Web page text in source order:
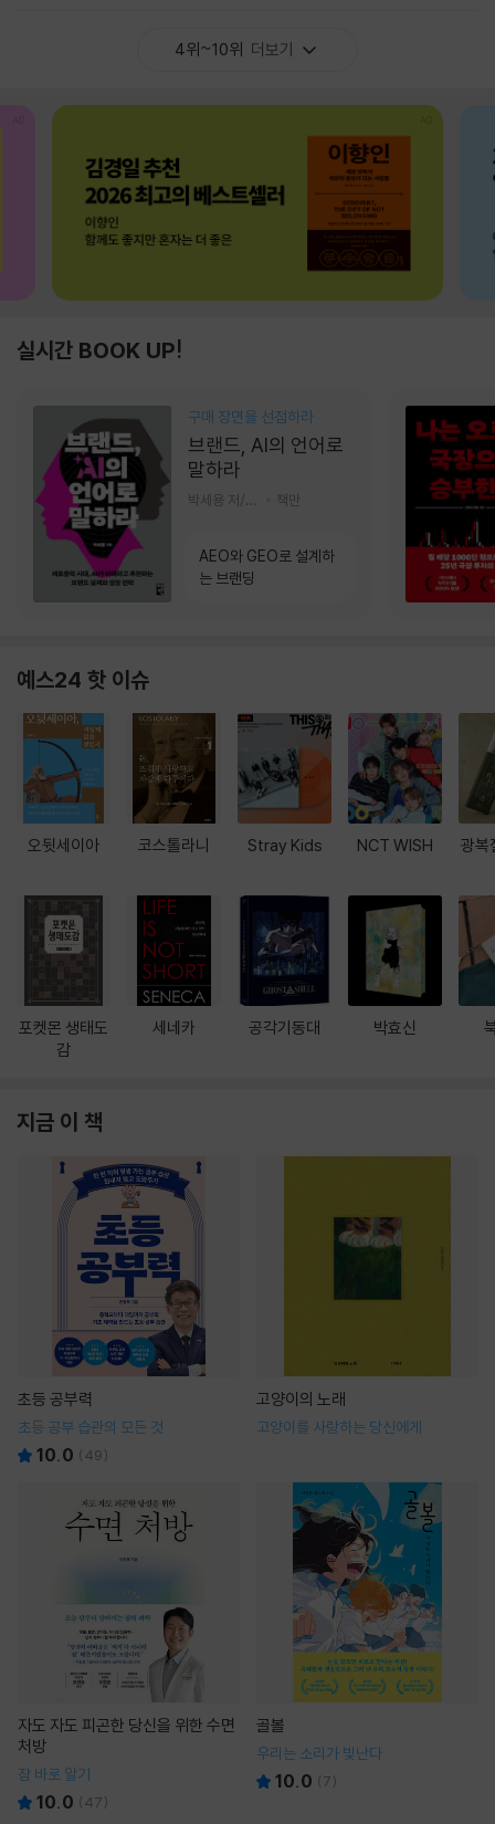
4위~10위 더보기
실시간 BOOK UP!
구매 장면을 선점하라
브랜드, AI의 언어로
말하라
책만
AEO와 GEO로 설계하
는 브랜딩
예스24 핫 이슈
오뒷세이아
포켓몬 생태도
감
코스톨라니
세네카
Stray Kids
공각기동대
NCT WISH
박효신
광복
지금 이 책
초등 공부력
초등 공부 습관의 모든 것
10.0 (49)
고양이의 노래
고양이를 사랑하는 당신에게
자도 자도 피곤한 당신을 위한 수면
처방
잠 바로 알기
10.0 (47)
골볼
우리는 소리가 빛난다
10.0 (7)